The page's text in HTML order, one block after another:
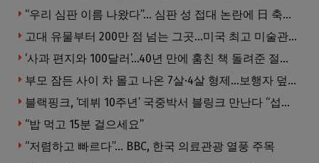
“우리 심판 이름 나왔다”… 심판 성 접대 논란에 日 축구계 발칵
고대 유물부터 200만 점 넘는 그곳…미국 최고 미술관은?
‘사과 편지와 100달러’…40년 만에 훔친 책 돌려준 절도범
부모 잠든 사이 차 몰고 나온 7살·4살 형제…보행자 덮쳐 중태
블랙핑크, ‘데뷔 10주년’ 국중박서 블링크 만난다 “섭섭함 안겨 미안”
“밥 먹고 15분 걸으세요”
“저렴하고 빠르다”… BBC, 한국 의료관광 열풍 주목